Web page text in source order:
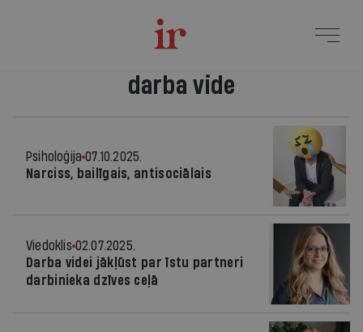
darba vide
Psiholoģija 07.10.2025.
Narciss, bailīgais, antisociālais
Viedoklis 02.07.2025.
Darba videi jākļūst par īstu partneri
darbinieka dzīves ceļā